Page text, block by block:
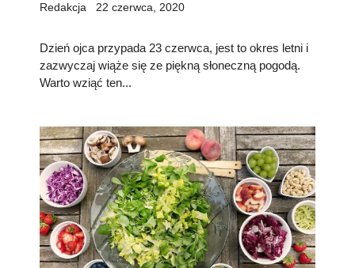
Redakcja 22 czerwca, 2020
Dzień ojca przypada 23 czerwca, jest to okres letni i
zazwyczaj wiąże się ze piękną słoneczną pogodą.
Warto wziąć ten...